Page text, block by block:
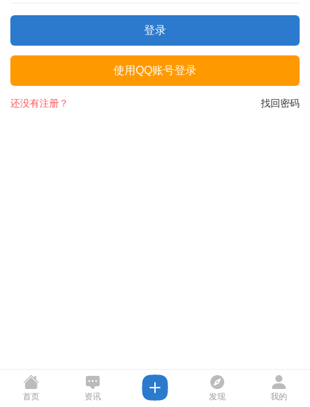
登录
使用QQ账号登录
找回密码
还没有注册？
首页 资讯 发现 我的